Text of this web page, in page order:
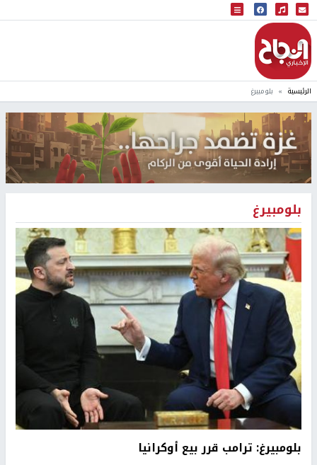
البث المباشر
إذاعة النجاح
الرئيسية بلومبيرغ
بلومبيرغ
بلومبيرغ: ترامب قرر بيع أوكرانيا